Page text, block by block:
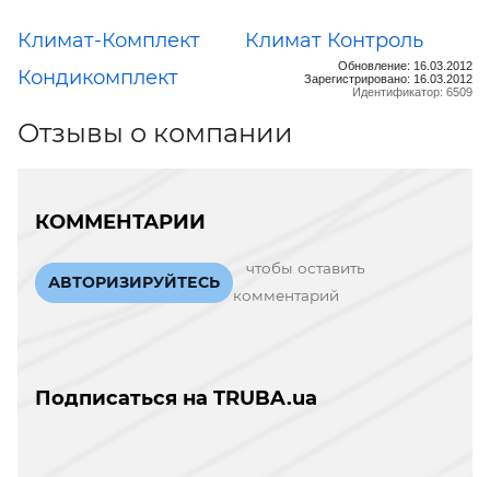
Климат-Комплект
Климат Контроль
Кондикомплект
Обновление: 16.03.2012
Зарегистрировано: 16.03.2012
Идентификатор: 6509
Отзывы о компании
КОММЕНТАРИИ
АВТОРИЗИРУЙТЕСЬ
чтобы оставить
комментарий
Подписаться на TRUBA.ua